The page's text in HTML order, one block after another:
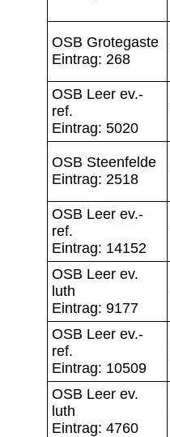
OSB Grotegaste
Eintrag: 268
OSB Leer ev.-
ref.
Eintrag: 5020
OSB Steenfelde
Eintrag: 2518
OSB Leer ev.-
ref.
Eintrag: 14152
OSB Leer ev.
luth
Eintrag: 9177
OSB Leer ev.-
ref.
Eintrag: 10509
OSB Leer ev.
luth
Eintrag: 4760